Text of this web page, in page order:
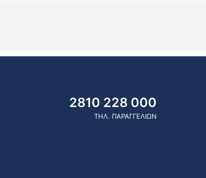
2810 228 000
ΤΗΛ. ΠΑΡΑΓΓΕΛΙΩΝ